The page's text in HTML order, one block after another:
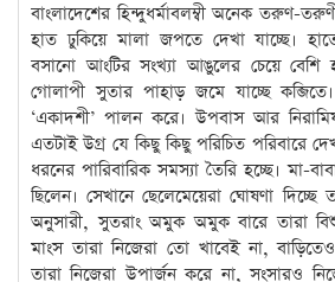
বাংলাদেশের হিন্দুধর্মাবলম্বী অনেক তরুণ-
হাত ঢুকিয়ে মালা জপতে দেখা যাচ্ছে।
বসানো আংটির সংখ্যা আঙুলের চেয়ে বেশি
গোলাপী সুতার পাহাড় জমে যাচ্ছে
‘একাদশী’ পালন করে। উপবাস আর
এতটাই উগ্র যে কিছু কিছু পরিচিত পরিবারে
ধরনের পারিবারিক সমস্যা তৈরি হচ্ছে। মা-
ছিলেন। সেখানে ছেলেমেয়েরা ঘোষণা
অনুসারী, সুতরাং অমুক অমুক বারে তারা
মাংস তারা নিজেরা তো খাবেই না,
তারা নিজেরা উপার্জন করে না, সংসারও